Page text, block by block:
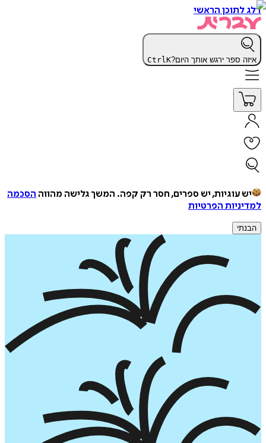
דלג לתוכן הראשי
איזה ספר ירגש אותך היום? CtrlK
יש עוגיות, יש ספרים, חסר רק קפה. המשך גלישה מהווה הסכמה
למדיניות הפרטיות
הבנתי